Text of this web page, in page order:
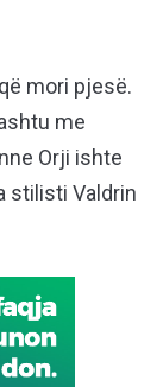
mori pjesë.
me
Orji ishte
stilisti Valdrin